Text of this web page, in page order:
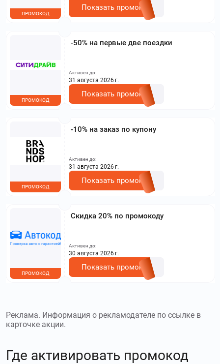
ПРОМОКОД
Показать промокод
-50% на первые две поездки
ПРОМОКОД
Активен до:
31 августа 2026 г.
Показать промокод
-10% на заказ по купону
ПРОМОКОД
Активен до:
31 августа 2026 г.
Показать промокод
Скидка 20% по промокоду
ПРОМОКОД
Активен до:
30 августа 2026 г.
Показать промокод
Реклама. Информация о рекламодателе по ссылке в
карточке акции.
Где активировать промокод